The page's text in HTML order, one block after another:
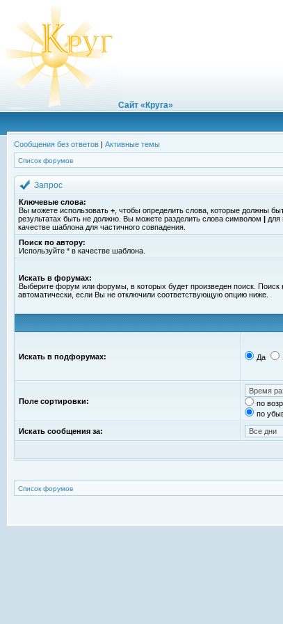
Сайт «Круга»
Сообщения без ответов | Активные темы
Список форумов
Запрос
Ключевые слова:
Вы можете использовать + , чтобы определить слова, которые должны
результатах быть не должно. Вы можете разделить слова символом | для
качестве шаблона для частичного совпадения.
Поиск по автору:
Используйте * в качестве шаблона.
Искать в форумах:
Выберите форум или форумы, в которых будет произведен поиск.
автоматически, если Вы не отключили соответствующую опцию ниже.
Искать в подфорумах: Да
Поле сортировки:
по
по
Искать сообщения за:
Список форумов